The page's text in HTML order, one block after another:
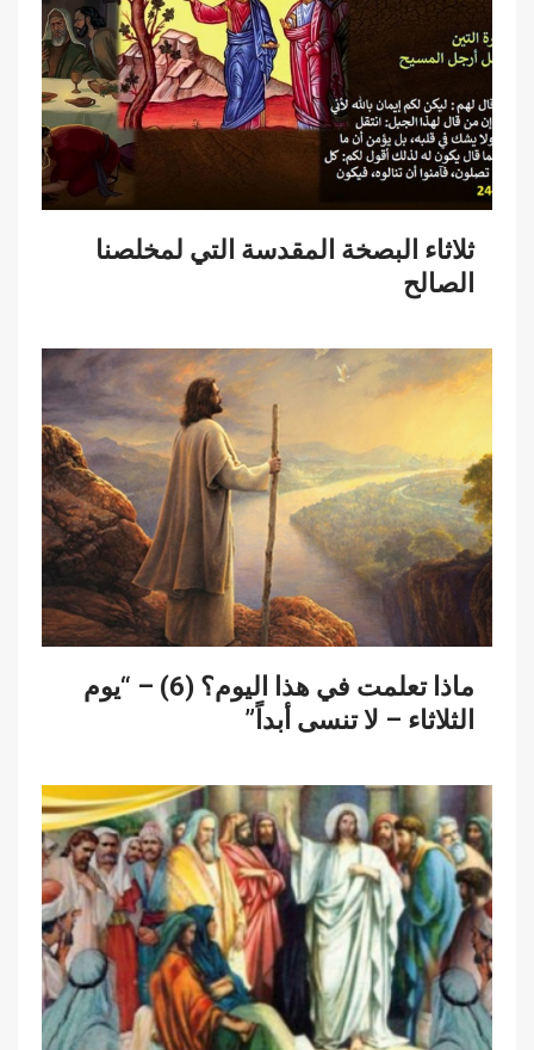
ثلاثاء البصخة المقدسة التي لمخلصنا
الصالح
ماذا تعلمت في هذا اليوم؟ (6) – “يوم
الثلاثاء – لا تنسى أبداً”